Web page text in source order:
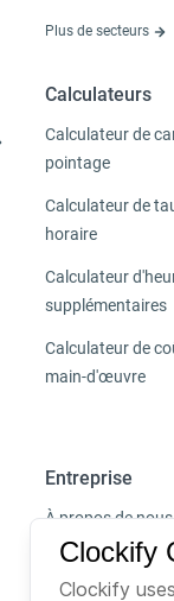
Plus de secteurs
Calculateurs
Calculateur de
pointage
Calculateur de
horaire
Calculateur
supplémentaires
Calculateur de
main-d'œuvre
Entreprise
À propos de nous
Emploi
Clockify
Clockify